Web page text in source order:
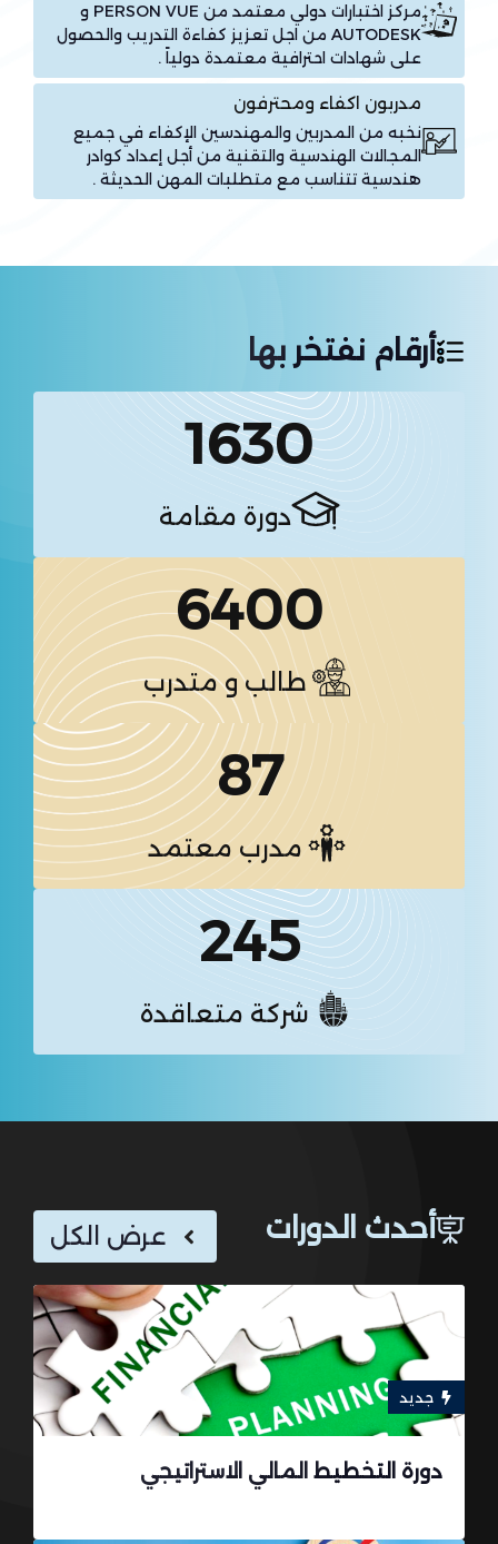
مركز اختبارات دولي معتمد من PERSON VUE و
AUTODESK من اجل تعزيز كفاءة التدريب والحصول
على شهادات احترافية معتمدة دولياً .
مدربون اكفاء ومحترفون
نخبه من المدربين والمهندسين الإكفاء في جميع
المجالات الهندسية والتقنية من أجل إعداد كوادر
هندسية تتناسب مع متطلبات المهن الحديثة .
أرقام نفتخر بها
1630
دورة مقامة
6400
طالب و متدرب
87
مدرب معتمد
245
شركة متعاقدة
أحدث الدورات عرض الكل
جديد
دورة التخطيط المالي الاستراتيجي